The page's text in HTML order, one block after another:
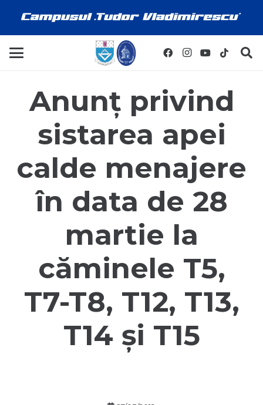
Anunț privind
sistarea apei
calde menajere
în data de 28
martie la
căminele T5,
T7-T8, T12, T13,
T14 și T15